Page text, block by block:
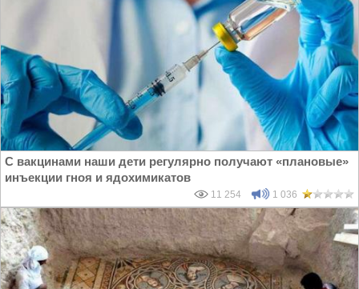
С вакцинами наши дети регулярно получают «плановые»
инъекции гноя и ядохимикатов
11 254 1 036